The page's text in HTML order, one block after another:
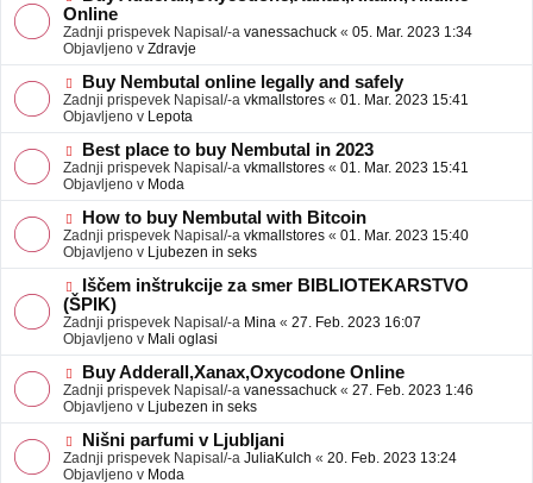
e
b
j
a
v
e
o
v
e
o
b
j
a
v
e
Online
Zadnji prispevek Napisal/-a vanessachuck « 05. Mar. 2023 1:34
Objavljeno v Zdravje
N
o
v
e
o
b
j
a
v
e
Buy Nembutal online legally and safely
Zadnji prispevek Napisal/-a vkmallstores « 01. Mar. 2023 15:41
Objavljeno v Lepota
N
o
v
e
o
b
j
a
v
e
Best place to buy Nembutal in 2023
Zadnji prispevek Napisal/-a vkmallstores « 01. Mar. 2023 15:41
Objavljeno v Moda
N
o
v
e
o
b
j
a
v
e
How to buy Nembutal with Bitcoin
Zadnji prispevek Napisal/-a vkmallstores « 01. Mar. 2023 15:40
Objavljeno v Ljubezen in seks
N
o
v
e
o
b
j
a
v
e
Iščem inštrukcije za smer BIBLIOTEKARSTVO
(ŠPIK)
Zadnji prispevek Napisal/-a Mina « 27. Feb. 2023 16:07
Objavljeno v Mali oglasi
N
o
v
e
o
b
j
Buy Adderall,Xanax,Oxycodone Online
Zadnji prispevek Napisal/-a vanessachuck « 27. Feb. 2023 1:46
Objavljeno v Ljubezen in seks
N
o
v
Nišni parfumi v Ljubljani
Zadnji prispevek Napisal/-a JuliaKulch « 20. Feb. 2023 13:24
Objavljeno v Moda